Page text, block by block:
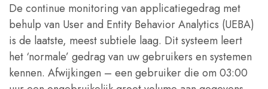
De continue monitoring van applicatiegedrag met
behulp van User and Entity Behavior Analytics (UEBA)
is de laatste, meest subtiele laag. Dit systeem leert
het ‘normale’ gedrag van uw gebruikers en systemen
kennen. Afwijkingen – een gebruiker die om 03:00